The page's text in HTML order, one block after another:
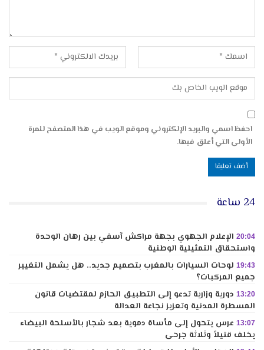
احفظ اسمي والبريد الإلكتروني وموقع الويب في هذا المتصفح للمرة
الأولى التي أعلق فيها.
24 ساعة
20:04 الإعلام الجهوي بجهة مراكش آسفي بين رهان الوحدة
واستحقاق التمثيلية الوطنية
19:43 لوحات السيارات بالمغرب بتصميم جديد.. هل يشمل التغيير
جميع المركبات؟
13:20 دورية وزارية تدعو إلى التطبيق الحازم لمقتضيات قانون
المسطرة المدنية وتعزيز نجاعة العدالة
13:07 عرس يتحول إلى مأساة دموية بعد شجار بالأسلحة البيضاء
يخلف قتيلاً وثلاثة جرحى